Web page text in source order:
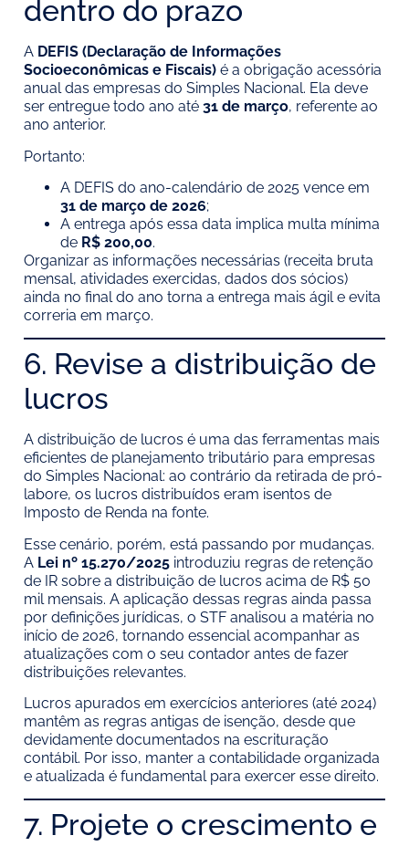
dentro do prazo
A DEFIS (Declaração de Informações
Socioeconômicas e Fiscais) é a obrigação acessória
anual das empresas do Simples Nacional. Ela deve
ser entregue todo ano até 31 de março, referente ao
ano anterior.
Portanto:
A DEFIS do ano-calendário de 2025 vence em
31 de março de 2026;
A entrega após essa data implica multa mínima
de R$ 200,00.
Organizar as informações necessárias (receita bruta
mensal, atividades exercidas, dados dos sócios)
ainda no final do ano torna a entrega mais ágil e evita
correria em março.
6. Revise a distribuição de
lucros
A distribuição de lucros é uma das ferramentas mais
eficientes de planejamento tributário para empresas
do Simples Nacional: ao contrário da retirada de pró-
labore, os lucros distribuídos eram isentos de
Imposto de Renda na fonte.
Esse cenário, porém, está passando por mudanças.
A Lei nº 15.270/2025 introduziu regras de retenção
de IR sobre a distribuição de lucros acima de R$ 50
mil mensais. A aplicação dessas regras ainda passa
por definições jurídicas, o STF analisou a matéria no
início de 2026, tornando essencial acompanhar as
atualizações com o seu contador antes de fazer
distribuições relevantes.
Lucros apurados em exercícios anteriores (até 2024)
mantêm as regras antigas de isenção, desde que
devidamente documentados na escrituração
contábil. Por isso, manter a contabilidade organizada
e atualizada é fundamental para exercer esse direito.
7. Projete o crescimento e